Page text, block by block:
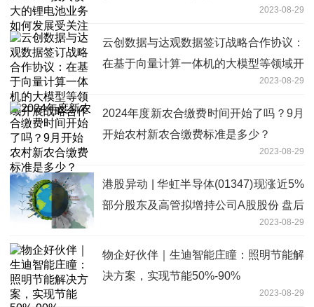
2023-08-29
云创数据与达观数据签订战略合作协议：
在基于向量计算一体机的大模型等领域开
2023-08-29
2024年度新农合缴费时间开始了吗？9月
开始农村新农合缴费标准是多少？
2023-08-29
港股异动 | 华虹半导体(01347)现涨近5%
部分股东及高管拟增持公司A股股份 盘后
2023-08-29
物企好伙伴｜生迪智能庄瞳：照明节能解
决方案，实现节能50%-90%
2023-08-29